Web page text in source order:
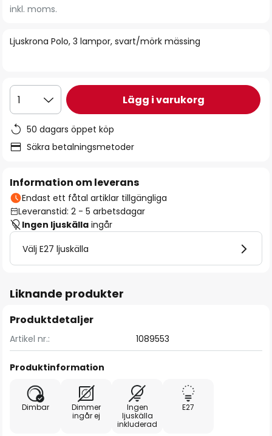
början
bildgalleriet
Ljuskrona Polo, 3 lampor, svart/mörk mässing
inkl. moms.
1 Lägg i varukorg
50 dagars öppet köp
Säkra betalningsmetoder
Information om leverans
Endast ett fåtal artiklar tillgängliga
Leveranstid: 2 - 5 arbetsdagar
Ingen ljuskälla ingår
Välj E27 ljuskälla
Liknande produkter
Produktdetaljer
Artikel nr.: 1089553
Produktinformation
Dimbar
Dimmer
ingår ej
Ingen
ljuskälla
inkluderad
E27